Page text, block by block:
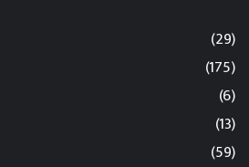
(29)
(175)
(6)
(13)
(59)